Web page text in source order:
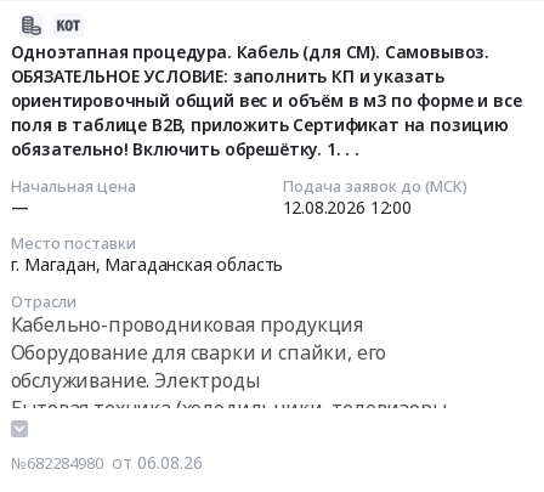
Одноэтапная процедура. Кабель (для СМ). Самовывоз.
ОБЯЗАТЕЛЬНОЕ УСЛОВИЕ: заполнить КП и указать
ориентировочный общий вес и объём в м3 по форме и все
поля в таблице В2В, приложить Сертификат на позицию
обязательно! Включить обрешётку. 1. . .
Начальная цена
—
Подача заявок до (МСК)
12.08.2026 12:00
Место поставки
г. Магадан, Магаданская область
Отрасли
Кабельно-проводниковая продукция
Оборудование для сварки и спайки, его
обслуживание. Электроды
Бытовая техника (холодильники, телевизоры,
микроволновые печи и пр.), ремонт и обслуживание
Телекоммуникационное оборудование и материалы,
№682284980 от 06.08.26